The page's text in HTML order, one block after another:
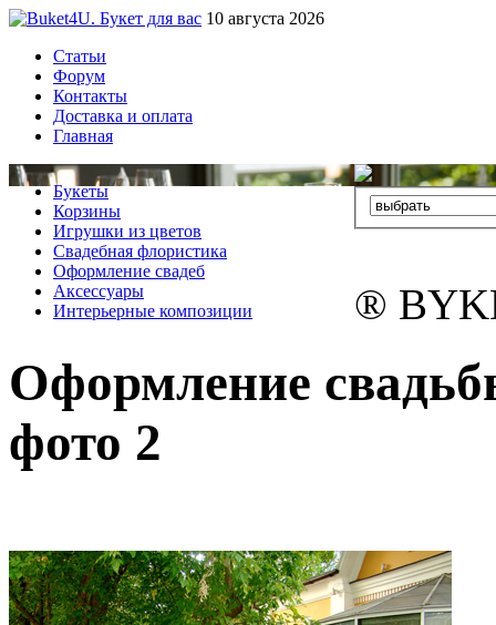
10 августа 2026
Статьи
Форум
Контакты
Доставка и оплата
Главная
Букеты
Корзины
Игрушки из цветов
Свадебная флористика
Оформление свадеб
Аксессуары
Интерьерные композиции
®
Оформление
фото 2